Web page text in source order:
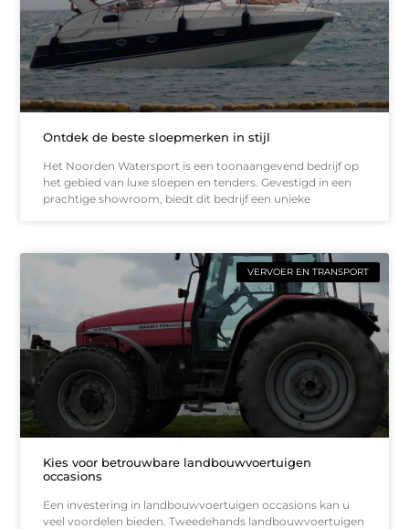
Ontdek de beste sloepmerken in stijl
Het Noorden Watersport is een toonaangevend bedrijf op
het gebied van luxe sloepen en tenders. Gevestigd in een
prachtige showroom, biedt dit bedrijf een unieke
VERVOER EN TRANSPORT
Kies voor betrouwbare landbouwvoertuigen
occasions
Een investering in landbouwvoertuigen occasions kan u
veel voordelen bieden. Tweedehands landbouwvoertuigen